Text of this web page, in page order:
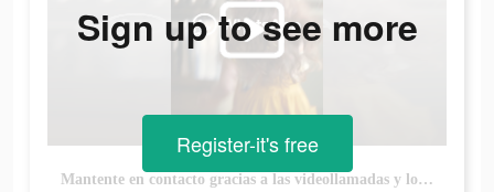
Mantente en contacto gracias a las videollamadas y los chats de WhatsApp. Descárgalo ya.
Sign up to see more
Register-it's free